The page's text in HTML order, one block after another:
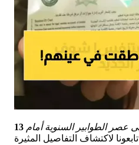
عصر الطوابير السنوية أمام